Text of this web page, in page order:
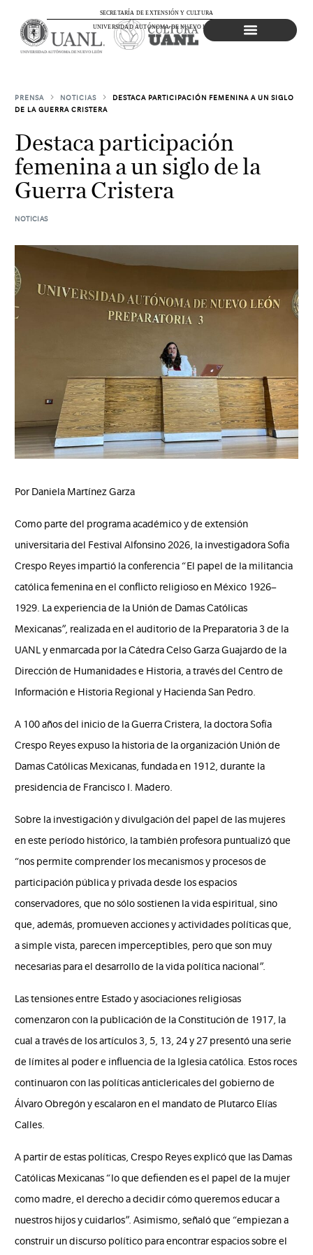
UNIVERSIDAD AUTÓNOMA DE NUEVO LEÓN
SECRETARÍA DE EXTENSIÓN Y CULTURA
PRENSA NOTICIAS
DESTACA PARTICIPACIÓN FEMENINA A UN SIGLO
DE LA GUERRA CRISTERA
Destaca participación
femenina a un siglo de la
Guerra Cristera
NOTICIAS
Por Daniela Martínez Garza
Como parte del programa académico y de extensión
universitaria del Festival Alfonsino 2026, la investigadora Sofía
Crespo Reyes impartió la conferencia “El papel de la militancia
católica femenina en el conflicto religioso en México 1926–
1929. La experiencia de la Unión de Damas Católicas
Mexicanas”, realizada en el auditorio de la Preparatoria 3 de la
UANL y enmarcada por la Cátedra Celso Garza Guajardo de la
Dirección de Humanidades e Historia, a través del Centro de
Información e Historia Regional y Hacienda San Pedro.
A 100 años del inicio de la Guerra Cristera, la doctora Sofía
Crespo Reyes expuso la historia de la organización Unión de
Damas Católicas Mexicanas, fundada en 1912, durante la
presidencia de Francisco I. Madero.
Sobre la investigación y divulgación del papel de las mujeres
en este período histórico, la también profesora puntualizó que
“nos permite comprender los mecanismos y procesos de
participación pública y privada desde los espacios
conservadores, que no sólo sostienen la vida espiritual, sino
que, además, promueven acciones y actividades políticas que,
a simple vista, parecen imperceptibles, pero que son muy
necesarias para el desarrollo de la vida política nacional”.
Las tensiones entre Estado y asociaciones religiosas
comenzaron con la publicación de la Constitución de 1917, la
cual a través de los artículos 3, 5, 13, 24 y 27 presentó una serie
de límites al poder e influencia de la Iglesia católica. Estos roces
continuaron con las políticas anticlericales del gobierno de
Álvaro Obregón y escalaron en el mandato de Plutarco Elías
Calles.
A partir de estas políticas, Crespo Reyes explicó que las Damas
Católicas Mexicanas “lo que defienden es el papel de la mujer
como madre, el derecho a decidir cómo queremos educar a
nuestros hijos y cuidarlos”. Asimismo, señaló que “empiezan a
construir un discurso político para encontrar espacios sobre el